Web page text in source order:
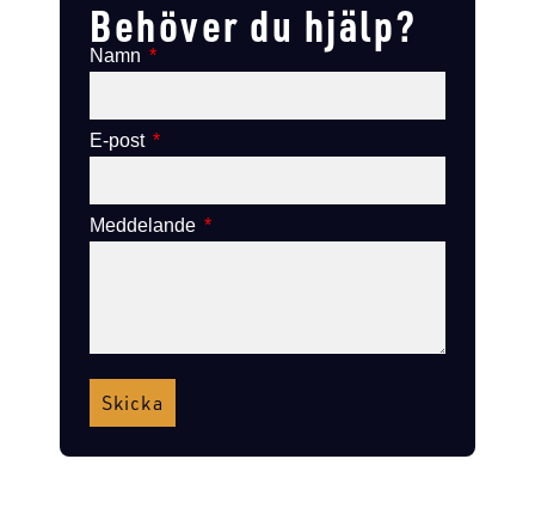
Behöver du hjälp?
Namn
E-post
Meddelande
Skicka